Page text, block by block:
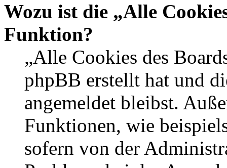
Wozu ist die „Alle
Funktion?
„Alle Cookies des
phpBB erstellt hat und
angemeldet bleibst.
Funktionen, wie
sofern von der